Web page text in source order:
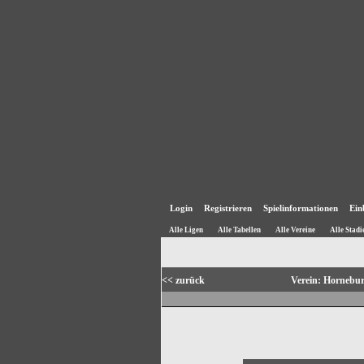
Login Registrieren Spielinformationen
Alle Ligen Alle Tabellen Alle Vereine Alle
<< zurück Verein: